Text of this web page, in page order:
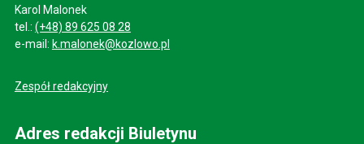
Karol Malonek
tel.: (+48) 89 625 08 28
e-mail: k.malonek@kozlowo.pl
Zespół redakcyjny
Adres redakcji Biuletynu